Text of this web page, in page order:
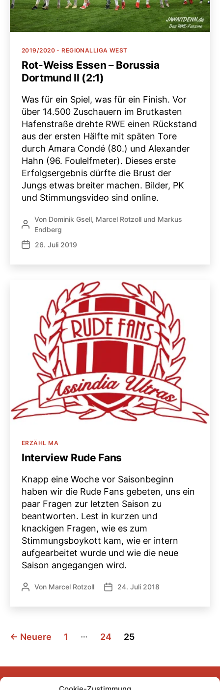
Kategorien
2019/2020 - REGIONALLIGA WEST
Rot-Weiss Essen – Borussia
Dortmund II (2:1)
Was für ein Spiel, was für ein Finish. Vor
über 14.500 Zuschauern im Brutkasten
Hafenstraße drehte RWE einen Rückstand
aus der ersten Hälfte mit späten Tore
durch Amara Condé (80.) und Alexander
Hahn (96. Foulelfmeter). Dieses erste
Erfolgsergebnis dürfte die Brust der
Jungs etwas breiter machen. Bilder, PK
und Stimmungsvideo sind online.
Beitragsautor
Von Dominik Gsell, Marcel Rotzoll und Markus
Endberg
Veröffentlichungsdatum
26. Juli 2019
Kategorien
ERZÄHL MA
Interview Rude Fans
Knapp eine Woche vor Saisonbeginn
haben wir die Rude Fans gebeten, uns ein
paar Fragen zur letzten Saison zu
beantworten. Lest in kurzen und
knackigen Fragen, wie es zum
Stimmungsboykott kam, wie er intern
aufgearbeitet wurde und wie die neue
Saison angegangen wird.
Beitragsautor
Von Marcel Rotzoll Veröffentlichungsdatum
24. Juli 2018
Seitennummerierung
Beiträge
← Neuere 1 … 24 25